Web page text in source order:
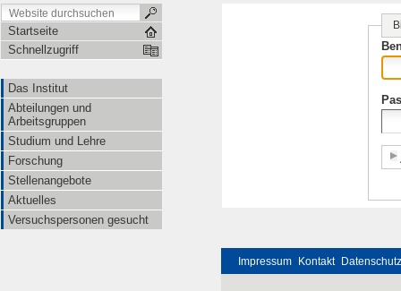
Startseite
Schnellzugriff
Das Institut
Abteilungen und
Arbeitsgruppen
Studium und Lehre
Forschung
Stellenangebote
Aktuelles
Versuchspersonen gesucht
Impressum Kontakt Datenschutz